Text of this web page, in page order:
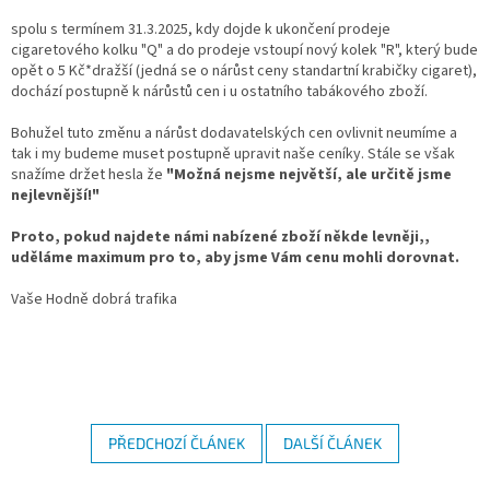
spolu s termínem 31.3.2025, kdy dojde k ukončení prodeje
cigaretového kolku "Q" a do prodeje vstoupí nový kolek "R", který bude
opět o 5 Kč*dražší (jedná se o nárůst ceny standartní krabičky cigaret),
dochází postupně k nárůstů cen i u ostatního tabákového zboží.
Bohužel tuto změnu a nárůst dodavatelských cen ovlivnit neumíme a
tak i my budeme muset postupně upravit naše ceníky. Stále se však
snažíme držet hesla že "Možná nejsme největší, ale určitě jsme
nejlevnější!"
Proto, pokud najdete námi nabízené zboží někde levněji,,
uděláme maximum pro to, aby jsme Vám cenu mohli dorovnat.
Vaše Hodně dobrá trafika
PŘEDCHOZÍ ČLÁNEK DALŠÍ ČLÁNEK